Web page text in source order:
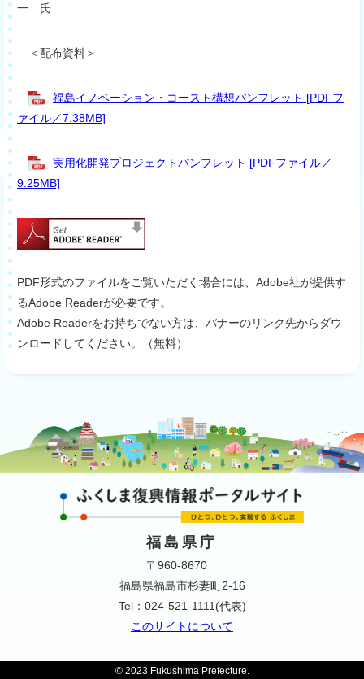
一 氏
＜配布資料＞
福島イノベーション・コースト構想パンフレット [PDFフ
ァイル／7.38MB]
実用化開発プロジェクトパンフレット [PDFファイル／
9.25MB]
PDF形式のファイルをご覧いただく場合には、Adobe社が提供す
るAdobe Readerが必要です。
Adobe Readerをお持ちでない方は、バナーのリンク先からダウ
ンロードしてください。（無料）
福島県庁
〒960-8670
福島県福島市杉妻町2-16
Tel：024-521-1111(代表)
このサイトについて
© 2023 Fukushima Prefecture.